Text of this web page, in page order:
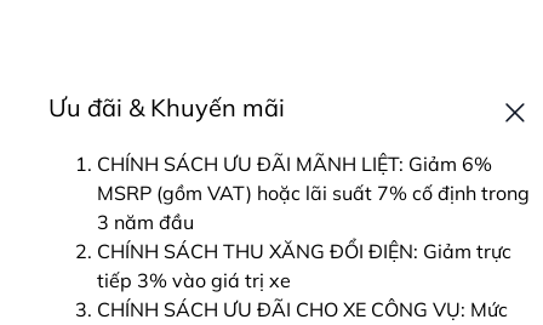
Ưu đãi & Khuyến mãi
CHÍNH SÁCH ƯU ĐÃI MÃNH LIỆT: Giảm 6%
MSRP (gồm VAT) hoặc lãi suất 7% cố định trong
3 năm đầu
CHÍNH SÁCH THU XĂNG ĐỔI ĐIỆN: Giảm trực
tiếp 3% vào giá trị xe
CHÍNH SÁCH ƯU ĐÃI CHO XE CÔNG VỤ: Mức